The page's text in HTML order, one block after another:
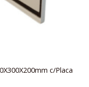
c/Placa